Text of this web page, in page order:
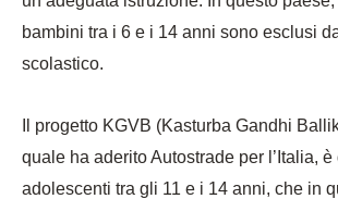
bambini tra i 6 e i 14 anni sono esclusi
scolastico.
Il progetto KGVB (Kasturba Gandhi
quale ha aderito Autostrade per l’Italia,
adolescenti tra gli 11 e i 14 anni, che in